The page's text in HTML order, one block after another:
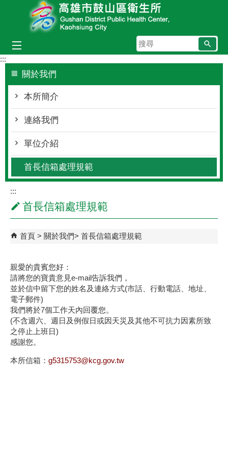
跳到主要內容區塊
搜
尋
:::
關於我們
本所簡介
連絡我們
單位介紹
首長信箱處理規範
:::
首長信箱處理規範
首頁 關於我們 首長信箱處理規範
親愛的貴賓您好：
請將您的寶貴意見e-mail告訴我們，
並於信中留下您的姓名及連絡方式(市話、行動電話、地址、
電子郵件)
我們將於7個工作天內回覆您。
(不含週六、週日及例假日或因天災及其他不可抗力因素所致
之停止上班日)
感謝您。
本所信箱： g5315753@kcg.gov.tw